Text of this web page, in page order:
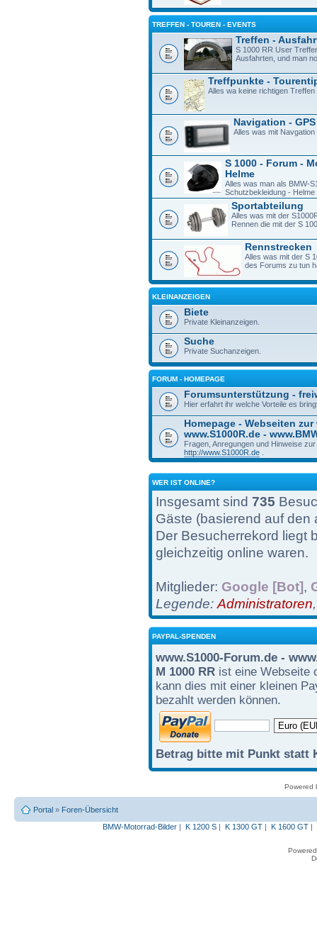
TREFFEN - TOUREN - EVENTS
Treffen -
S 1000 RR User
Ausfahrten, und man
Treffpunkte -
Alles wa keine richtigen Treffen
Navigation - GPS
Alles was mit
S 1000 - Forum -
Helme
Alles was man als BMW-
Schutzbekleidung -
Sportabteilung
Alles was mit der
Rennen die mit der S
Rennstrecken
Alles was mit der S
des Forums zu tun
KLEINANZEIGEN
Biete
Private Kleinanzeigen.
Suche
Private Suchanzeigen.
FORUM - HOMEPAGE
Forumsunterstützung -
Hier erfahrt ihr welche Vorteile es
Homepage - Webseiten zur
www.S1000R.de -
Fragen, Anregungen und Hinweise
http://www.S1000R.de
WER IST ONLINE?
Insgesamt sind 735
Gäste (basierend auf den
Der Besucherrekord liegt
gleichzeitig online waren.
Mitglieder: Google [Bot],
Legende: Administratoren
PAYPAL-SPENDEN
www.S1000-Forum.de -
M 1000 RR ist eine Webseite
kann dies mit einer kleinen
bezahlt werden können.
Betrag bitte mit Punkt statt
Powered
Portal » Foren-Übersicht
BMW-Motorrad-Bilder| K 1200 S| K 1300 GT| K 1600 GT|